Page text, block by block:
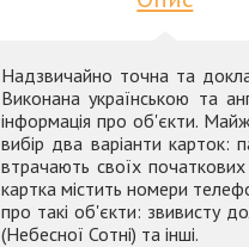
Надзвичайно точна та
Виконана українською та
інформація про об'єкти.
вибір два варіанти карток:
втрачають своїх
картка містить номери
про такі об'єкти: звивисту
(Небесної Сотні) та інші.